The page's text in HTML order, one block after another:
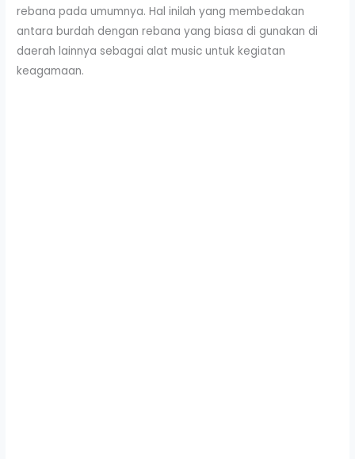
rebana pada umumnya. Hal inilah yang membedakan
antara burdah dengan rebana yang biasa di gunakan di
daerah lainnya sebagai alat music untuk kegiatan
keagamaan.